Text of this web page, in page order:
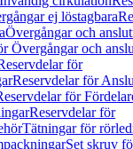
ej löstagbara
Övergångar och
Övergångar och
för
Reservdelar för
för
Reservdelar för
Tätningar för
Set skruv